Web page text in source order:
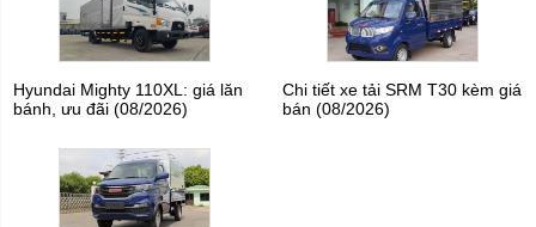
Hyundai Mighty 110XL: giá lăn
bánh, ưu đãi (08/2026)
Chi tiết xe tải SRM T30 kèm giá
bán (08/2026)